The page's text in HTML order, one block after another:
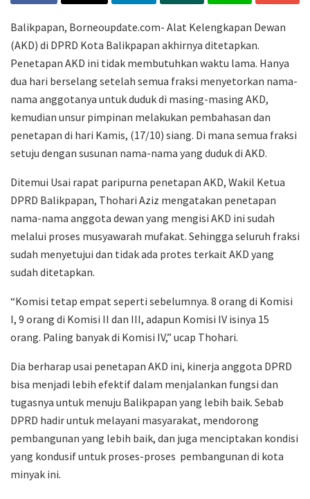
Balikpapan, Borneoupdate.com- Alat Kelengkapan Dewan
(AKD) di DPRD Kota Balikpapan akhirnya ditetapkan.
Penetapan AKD ini tidak membutuhkan waktu lama. Hanya
dua hari berselang setelah semua fraksi menyetorkan nama-
nama anggotanya untuk duduk di masing-masing AKD,
kemudian unsur pimpinan melakukan pembahasan dan
penetapan di hari Kamis, (17/10) siang. Di mana semua fraksi
setuju dengan susunan nama-nama yang duduk di AKD.
Ditemui Usai rapat paripurna penetapan AKD, Wakil Ketua
DPRD Balikpapan, Thohari Aziz mengatakan penetapan
nama-nama anggota dewan yang mengisi AKD ini sudah
melalui proses musyawarah mufakat. Sehingga seluruh fraksi
sudah menyetujui dan tidak ada protes terkait AKD yang
sudah ditetapkan.
“Komisi tetap empat seperti sebelumnya. 8 orang di Komisi
I, 9 orang di Komisi II dan III, adapun Komisi IV isinya 15
orang. Paling banyak di Komisi IV,” ucap Thohari.
Dia berharap usai penetapan AKD ini, kinerja anggota DPRD
bisa menjadi lebih efektif dalam menjalankan fungsi dan
tugasnya untuk menuju Balikpapan yang lebih baik. Sebab
DPRD hadir untuk melayani masyarakat, mendorong
pembangunan yang lebih baik, dan juga menciptakan kondisi
yang kondusif untuk proses-proses pembangunan di kota
minyak ini.